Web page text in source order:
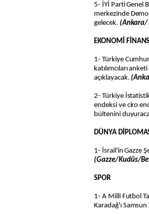
5- İYİ Parti Genel
merkezinde
gelecek.
EKONOMİ FİNANS
1- Türkiye
katılımcıları
açıklayacak.
2- Türkiye
endeksi ve ciro
bültenini
DÜNYA
1- İsrail'in Gazze
(Gazze/Kudüs/
SPOR
1- A Milli Futbol
Karadağ'ı Samsun